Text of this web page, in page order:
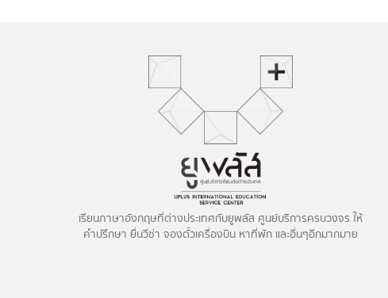
เรียนภาษาอังกฤษที่ต่างประเทศกับยูพลัส ศูนย์บริการครบวงจร ให้
คำปรึกษา ยื่นวีซ่า จองตั๋วเครื่องบิน หาที่พัก และอื่นๆอีกมากมาย